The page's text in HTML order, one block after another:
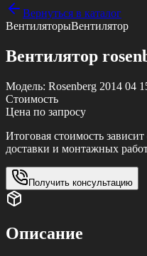
Вернуться в каталог
ВентиляторыВентилятор
Вентилятор
Модель: Rosenberg 2014 04
Стоимость
Цена по запросу
Итоговая стоимость
доставки и монтажных
Получить консультацию
Описание